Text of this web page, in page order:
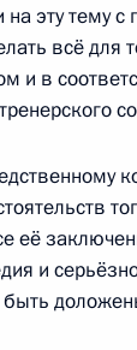
на
эту тему
всё для
и в
её
и